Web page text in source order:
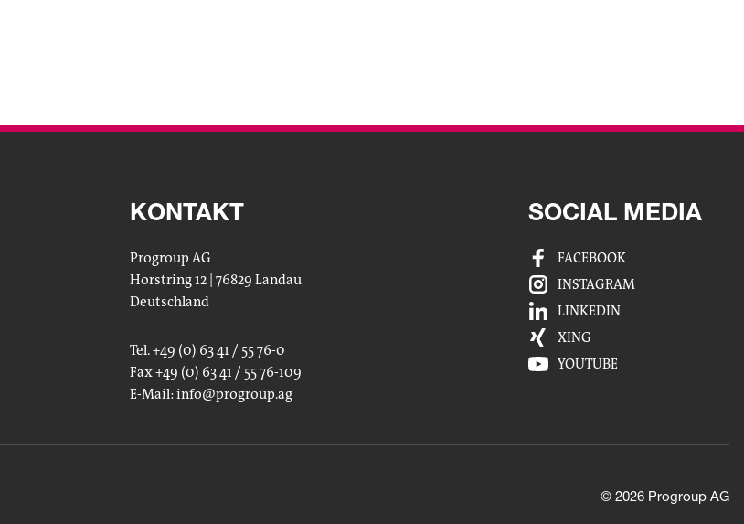
KONTAKT
Progroup AG
Horstring 12 | 76829 Landau
Deutschland
Tel. +49 (0) 63 41 / 55 76-0
Fax +49 (0) 63 41 / 55 76-109
E-Mail:info@progroup.ag
SOCIAL MEDIA
FACEBOOK
INSTAGRAM
LINKEDIN
XING
YOUTUBE
© 2026 Progroup AG